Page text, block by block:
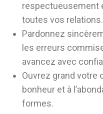
respectueusement
toutes vos relations.
Pardonnez
les erreurs
avancez avec
Ouvrez grand votre
bonheur et à
formes.